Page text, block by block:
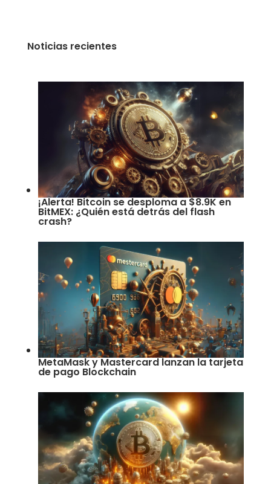
Noticias recientes
¡Alerta! Bitcoin se desploma a $8.9K en
BitMEX: ¿Quién está detrás del flash
crash?
MetaMask y Mastercard lanzan la tarjeta
de pago Blockchain